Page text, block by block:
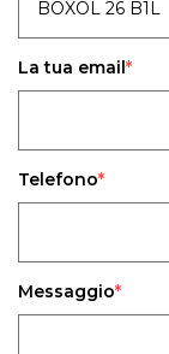
La tua email
Telefono
Messaggio